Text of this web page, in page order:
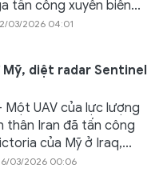
tấn công xuyên biên...
03/2026 04:01
diệt radar Sentinel
Một UAV của lực lượng
thân Iran đã tấn công
của Mỹ ở Iraq,...
03/2026 00:06